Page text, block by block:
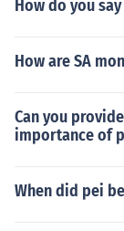
How do you
How are SA
Can you
importance of
When did pei